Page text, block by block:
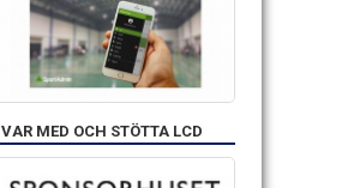
VAR MED OCH STÖTTA LCD